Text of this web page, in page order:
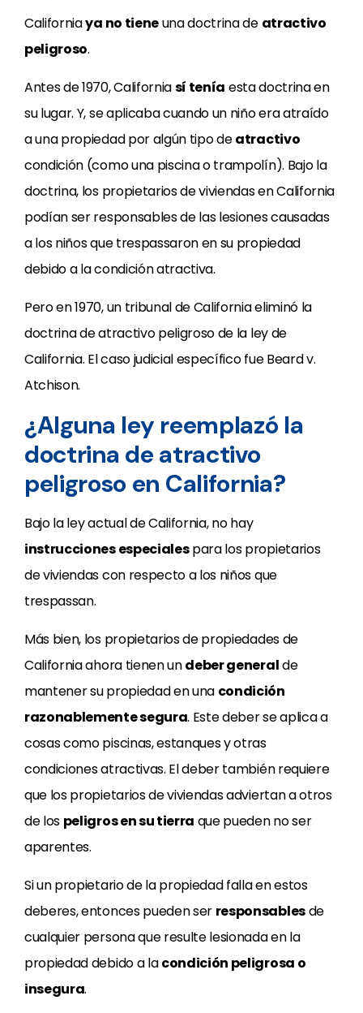
Californiaya no tieneuna doctrina de atractivo
peligroso.
Antes de 1970, Californiasí tenía esta doctrina en
su lugar. Y, se aplicaba cuando un niño era atraído
a una propiedad por algún tipo deatractivo
condición (como una piscina o trampolín). Bajo la
doctrina, los propietarios de viviendas en California
podían ser responsables de las lesiones causadas
a los niños que trespassaron en su propiedad
debido a la condición atractiva.
Pero en 1970, un tribunal de California eliminó la
doctrina de atractivo peligroso de la ley de
California. El caso judicial específico fue Beard v.
Atchison.
¿Alguna ley reemplazó la
doctrina de atractivo
peligroso en California?
Bajo la ley actual de California, no hay
instrucciones especialespara los propietarios
de viviendas con respecto a los niños que
trespassan.
Más bien, los propietarios de propiedades de
California ahora tienen undeber generalde
mantener su propiedad en una condición
razonablemente segura. Este deber se aplica a
cosas como piscinas, estanques y otras
condiciones atractivas. El deber también requiere
que los propietarios de viviendas adviertan a otros
de los peligros en su tierra que pueden no ser
aparentes.
Si un propietario de la propiedad falla en estos
deberes, entonces pueden ser responsablesde
cualquier persona que resulte lesionada en la
propiedad debido a lacondición peligrosa o
insegura.